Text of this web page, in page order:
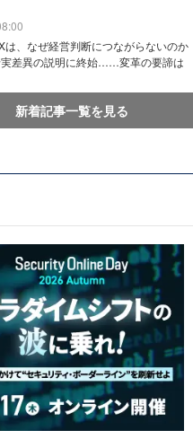
は、なぜ経営判断につながらないのか
実差異の説明に終始……変革の要諦は
新着記事一覧を見る